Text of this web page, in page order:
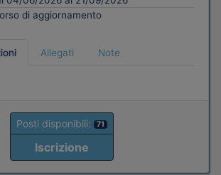
di aggiornamento
Allegati
Note
Posti disponibili: 71
Iscrizione